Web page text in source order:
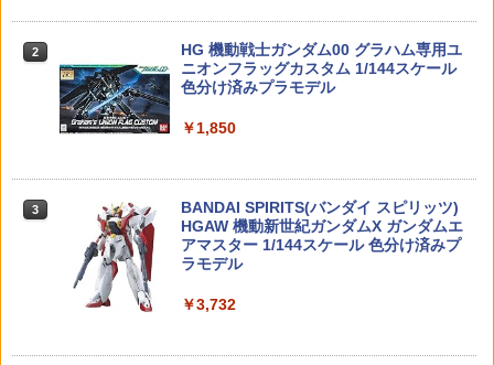
￥1,940
ハセガワ 1/32 トヨタ セリカ LB 1600G
￥2,050
ナップキット No.20-RG フォルクスワー
倫太郎 フィギュア
￥9,350
ol.3(BOX) (フィギュア)
￥9,900
￥412
￥1,154
東京マルイ BB弾 ファイネスト BB 0.28
￥424
53471 【TAMIYA/タミヤ】 RCオプショ
￥424
ンパーツ OP341 Mシャーシ8本スポーク
2
TAMASHII NATIONS S.H.フィギュアー
ツ（真骨彫製法） 仮面ライダーBLACK
RX 約150mm PVC&ABS&布製 塗装済み
TAMASHII NATIONS S.H.フィギュアー
ツ ONE PIECE シャンクス -マリンフォ
ード頂上決戦- 約165mm PVC&ABS&布
2
HG 機動戦士ガンダム00 グラハム専用ユ
ニオンフラッグカスタム 1/144スケール
色分け済みプラモデル
￥1,850
3
BANDAI SPIRITS(バンダイ スピリッツ)
HGAW 機動新世紀ガンダムX ガンダムエ
アマスター 1/144スケール 色分け済みプ
ラモデル
￥3,732